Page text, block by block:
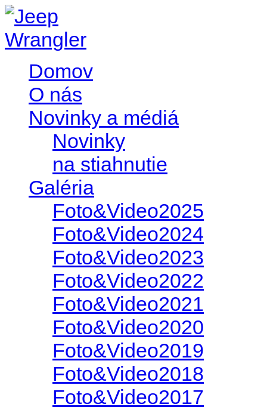
Domov
O nás
Novinky a médiá
Novinky
na stiahnutie
Galéria
Foto&Video2025
Foto&Video2024
Foto&Video2023
Foto&Video2022
Foto&Video2021
Foto&Video2020
Foto&Video2019
Foto&Video2018
Foto&Video2017